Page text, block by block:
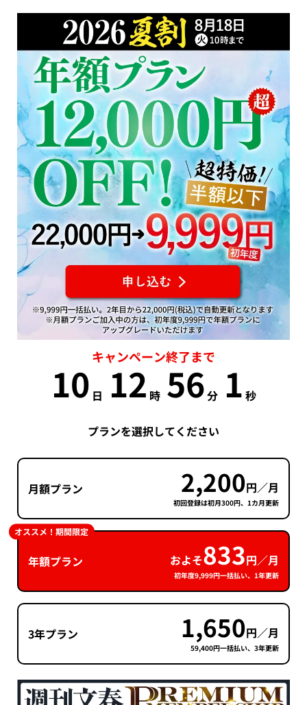
キャンペーン終了まで
10 日 12 時 56分 0 秒
プランを選択してください
月額プラン 2,200円／月
初回登録は初月300円、1カ月更新
年額プラン およそ833円／月
初年度9,999円一括払い、1年更新
オススメ！期間限定
3年プラン 1,650円／月
59,400円一括払い、3年更新